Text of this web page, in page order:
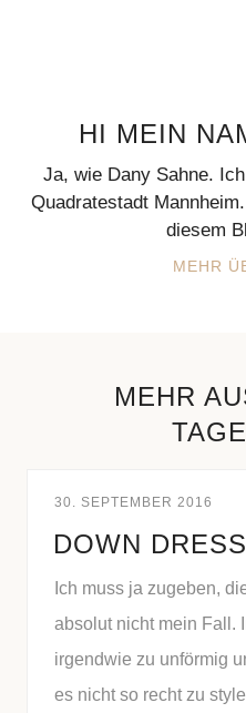
HI MEIN
Ja, wie Dany Sahne.
Quadratestadt
diesem
MEHR
MEHR
30. SEPTEMBER 2016
DOWN
Ich muss ja zugeben,
absolut nicht mein Fall.
irgendwie zu unförmig
es nicht so recht zu